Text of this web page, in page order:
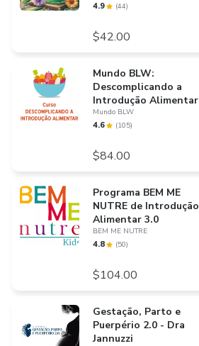
4.9 (44)
$42.00
Mundo BLW:
Descomplicando a
Introdução Alimentar
Mundo BLW
4.6 (105)
$84.00
Programa BEM ME
NUTRE de Introdução
Alimentar 3.0
BEM ME NUTRE
4.8 (50)
$104.00
Gestação, Parto e
Puerpério 2.0 - Dra
Jannuzzi